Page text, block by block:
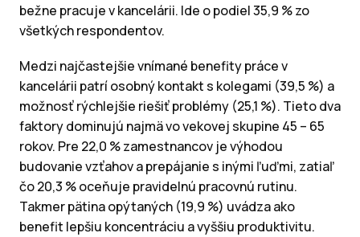
bežne pracuje v kancelárii. Ide o podiel 35,9 % zo
všetkých respondentov.
Medzi najčastejšie vnímané benefity práce v
kancelárii patrí osobný kontakt s kolegami (39,5 %) a
možnosť rýchlejšie riešiť problémy (25,1 %). Tieto dva
faktory dominujú najmä vo vekovej skupine 45 – 65
rokov. Pre 22,0 % zamestnancov je výhodou
budovanie vzťahov a prepájanie s inými ľuďmi, zatiaľ
čo 20,3 % oceňuje pravidelnú pracovnú rutinu.
Takmer pätina opýtaných (19,9 %) uvádza ako
benefit lepšiu koncentráciu a vyššiu produktivitu.